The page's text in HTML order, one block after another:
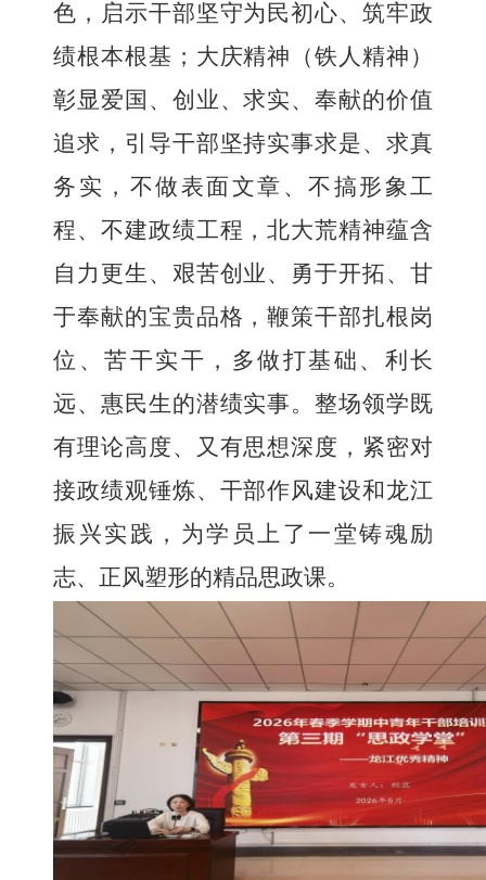
色，启示干部坚守为民初心、筑牢政
绩根本根基；大庆精神（铁人精神）
彰显爱国、创业、求实、奉献的价值
追求，引导干部坚持实事求是、求真
务实，不做表面文章、不搞形象工
程、不建政绩工程，北大荒精神蕴含
自力更生、艰苦创业、勇于开拓、甘
于奉献的宝贵品格，鞭策干部扎根岗
位、苦干实干，多做打基础、利长
远、惠民生的潜绩实事。整场领学既
有理论高度、又有思想深度，紧密对
接政绩观锤炼、干部作风建设和龙江
振兴实践，为学员上了一堂铸魂励
志、正风塑形的精品思政课。